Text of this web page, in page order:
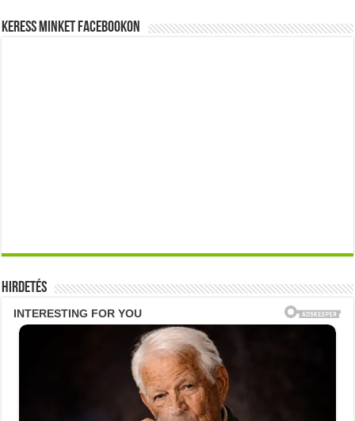
Keress minket Facebookon
Hirdetés